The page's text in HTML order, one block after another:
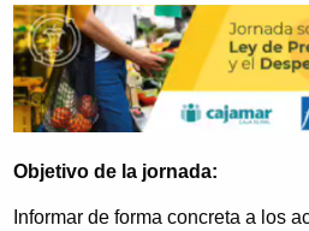
Objetivo de la jornada:
Informar de forma concreta a los